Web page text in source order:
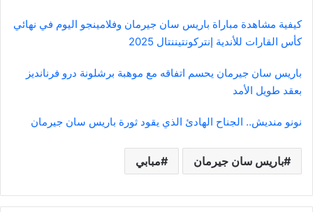
كيفية مشاهدة مباراة باريس سان جيرمان وفلامينجو اليوم في نهائي
كأس القارات للأندية إنتركونتيننتال 2025
باريس سان جيرمان يحسم اتفاقه مع موهبة برشلونة درو فرنانديز
بعقد طويل الأمد
نونو منديش.. الجناح الهادئ الذي يقود ثورة باريس سان جيرمان
باريس سان جيرمان مبابي